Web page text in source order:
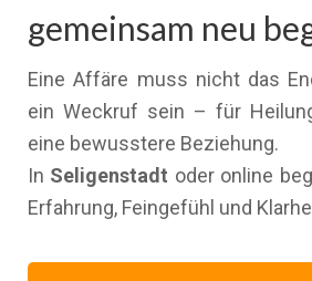
gemeinsam neu
Eine Affäre muss nicht das
ein Weckruf sein – für
eine bewusstere Beziehung.
In Seligenstadt oder online
Erfahrung, Feingefühl und